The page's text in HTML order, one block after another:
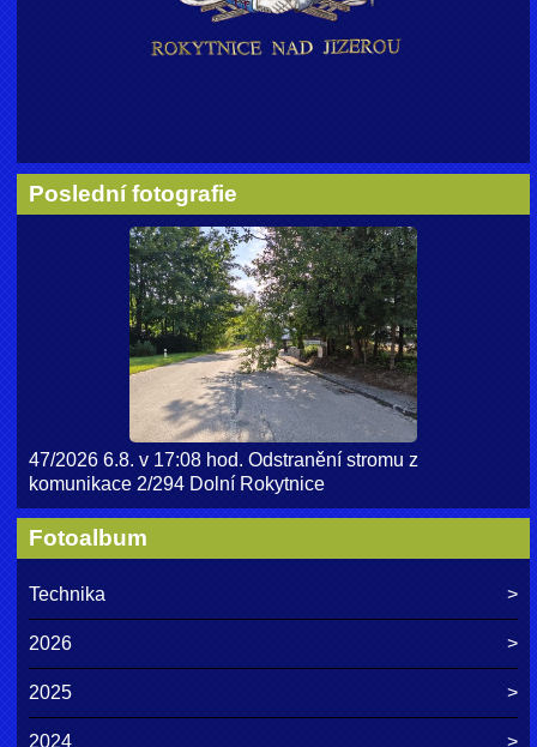
Poslední fotografie
47/2026 6.8. v 17:08 hod. Odstranění stromu z
komunikace 2/294 Dolní Rokytnice
Fotoalbum
Technika
2026
2025
2024